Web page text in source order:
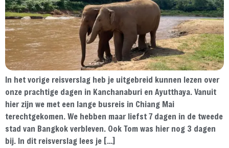
In het vorige reisverslag heb je uitgebreid kunnen lezen over
onze prachtige dagen in Kanchanaburi en Ayutthaya. Vanuit
hier zijn we met een lange busreis in Chiang Mai
terechtgekomen. We hebben maar liefst 7 dagen in de tweede
stad van Bangkok verbleven. Ook Tom was hier nog 3 dagen
bij. In dit reisverslag lees je […]